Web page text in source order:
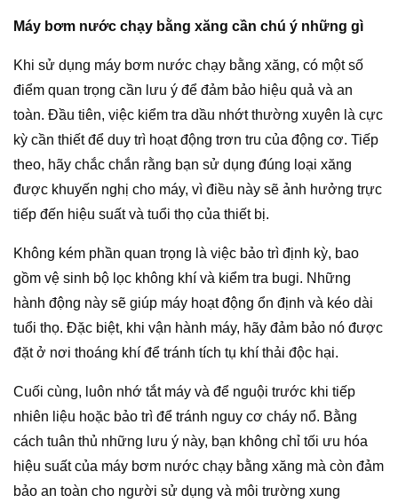
Máy bơm nước chạy bằng xăng cần chú ý những gì
Khi sử dụng máy bơm nước chạy bằng xăng, có một số
điểm quan trọng cần lưu ý để đảm bảo hiệu quả và an
toàn. Đầu tiên, việc kiểm tra dầu nhớt thường xuyên là cực
kỳ cần thiết để duy trì hoạt động trơn tru của động cơ. Tiếp
theo, hãy chắc chắn rằng bạn sử dụng đúng loại xăng
được khuyến nghị cho máy, vì điều này sẽ ảnh hưởng trực
tiếp đến hiệu suất và tuổi thọ của thiết bị.
Không kém phần quan trọng là việc bảo trì định kỳ, bao
gồm vệ sinh bộ lọc không khí và kiểm tra bugi. Những
hành động này sẽ giúp máy hoạt động ổn định và kéo dài
tuổi thọ. Đặc biệt, khi vận hành máy, hãy đảm bảo nó được
đặt ở nơi thoáng khí để tránh tích tụ khí thải độc hại.
Cuối cùng, luôn nhớ tắt máy và để nguội trước khi tiếp
nhiên liệu hoặc bảo trì để tránh nguy cơ cháy nổ. Bằng
cách tuân thủ những lưu ý này, bạn không chỉ tối ưu hóa
hiệu suất của máy bơm nước chạy bằng xăng mà còn đảm
bảo an toàn cho người sử dụng và môi trường xung